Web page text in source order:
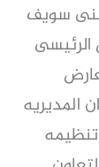
سويف
المديريه